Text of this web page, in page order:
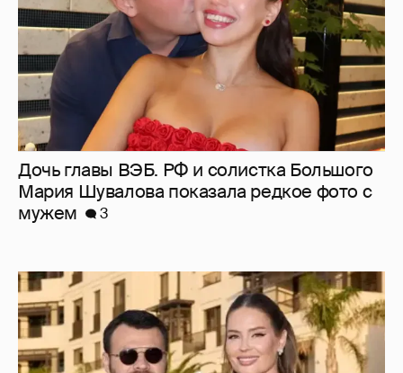
Дочь главы ВЭБ. РФ и солистка Большого
Мария Шувалова показала редкое фото с
мужем
3